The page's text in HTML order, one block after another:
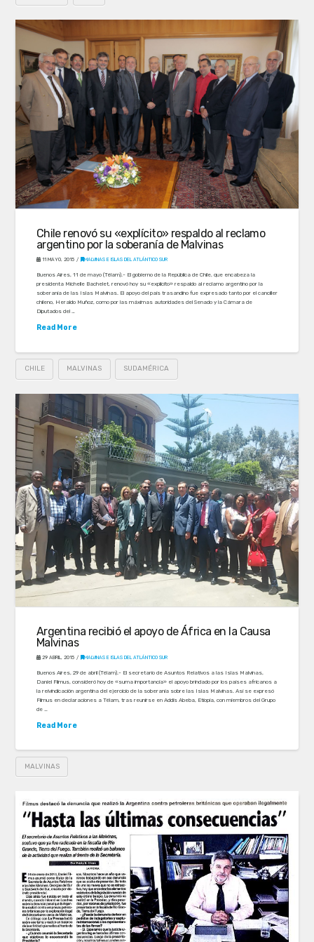
Chile renovó su «explícito» respaldo al reclamo
argentino por la soberanía de Malvinas
11 MAYO, 2015 MALVINAS E ISLAS DEL ATLÁNTICO SUR
Buenos Aires, 11 de mayo (Télam).- El gobierno de la República de Chile, que encabeza la
presidenta Michelle Bachelet, renovó hoy su «explícito» respaldo al reclamo argentino por la
soberanía de las Islas Malvinas. El apoyo del país trasandino fue expresado tanto por el canciller
chileno, Heraldo Muñoz, como por las máximas autoridades del Senado y la Cámara de
Diputados del …
Read More
CHILE MALVINAS SUDAMÉRICA
Argentina recibió el apoyo de África en la Causa
Malvinas
29 ABRIL, 2015 MALVINAS E ISLAS DEL ATLÁNTICO SUR
Buenos Aires, 29 de abril (Télam).- El secretario de Asuntos Relativos a las Islas Malvinas,
Daniel Filmus, consideró hoy de «suma importancia» el apoyo brindado por los países africanos a
la reivindicación argentina del ejercicio de la soberanía sobre las Islas Malvinas. Así se expresó
Filmus en declaraciones a Télam, tras reunirse en Addis Abeba, Etiopía, con miembros del Grupo
de …
Read More
MALVINAS